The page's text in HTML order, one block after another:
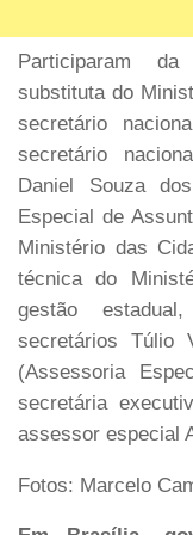
Participaram
substituta do
secretário
secretário
Daniel Souza
Especial de
Ministério das
técnica do
gestão
secretários Túlio
(Assessoria
secretária
assessor especial
Fotos: Marcelo